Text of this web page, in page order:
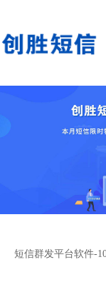
短信群发平台软件-